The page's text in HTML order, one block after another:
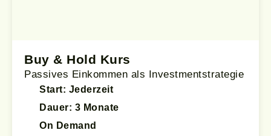
Buy & Hold Kurs
Passives Einkommen als Investmentstrategie
Start: Jederzeit
Dauer: 3 Monate
On Demand